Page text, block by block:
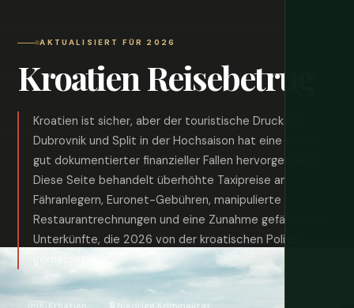
AKTUALISIERT FÜR 2026
Kroatien Reisebetrug
Kroatien ist sicher, aber der touristische Druck auf
Dubrovnik und Split in der Hochsaison hat eine Reihe
gut dokumentierter finanzieller Fallen hervorgebracht.
Diese Seite behandelt überhöhte Taxipreise an
Fähranlegern, Euronet-Gebühren, manipulierte
Restaurantrechnungen und eine Zunahme gefälschter
Unterkünfte, die 2026 von der kroatischen Polizei
gemeldet wurde.
🇭🇷 Kroatien 🔒 Niedrige Kriminalität